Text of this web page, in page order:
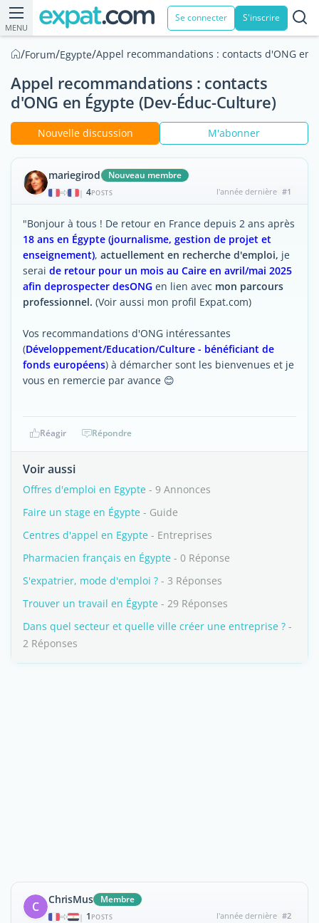
MENU
Se connecter S'inscrire
/Forum/Egypte/Appel recommandations : contacts d'ONG en
Appel recommandations : contacts
d'ONG en Égypte (Dev-Éduc-Culture)
Nouvelle discussion M'abonner
mariegirod Nouveau membre
| 4POSTS l'année dernière #1
"Bonjour à tous ! De retour en France depuis 2 ans après
18 ans en Égypte (journalisme, gestion de projet et
enseignement), actuellement en recherche d'emploi, je
serai de retour pour un mois au Caire en avril/mai 2025
afin deprospecter desONG en lien avec mon parcours
professionnel. (Voir aussi mon profil Expat.com)
Vos recommandations d'ONG intéressantes
(Développement/Education/Culture - bénéficiant de
fonds européens) à démarcher sont les bienvenues et je
vous en remercie par avance 😊
Réagir Répondre
Voir aussi
Offres d'emploi en Egypte - 9 Annonces
Faire un stage en Égypte - Guide
Centres d'appel en Egypte - Entreprises
Pharmacien français en Égypte - 0 Réponse
S'expatrier, mode d'emploi ? - 3 Réponses
Trouver un travail en Égypte - 29 Réponses
Dans quel secteur et quelle ville créer une entreprise ? -
2 Réponses
C ChrisMus Membre
| 1 POSTS l'année dernière #2